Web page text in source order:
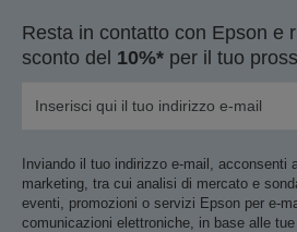
Resta in contatto con Epson e
sconto del 10%* per il tuo
Inviando il tuo indirizzo e-mail, acconsenti
marketing, tra cui analisi di mercato e
eventi, promozioni o servizi Epson per e-
comunicazioni elettroniche, in base alle